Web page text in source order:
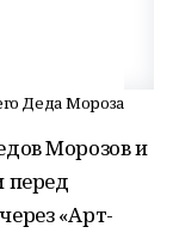
Деда Мороза
Морозов и
перед
«Арт-